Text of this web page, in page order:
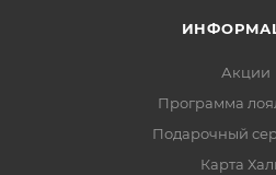
Акции
Программа
Подарочный
Карта